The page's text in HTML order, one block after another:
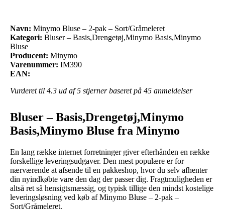
Navn: Minymo Bluse – 2-pak – Sort/Gråmeleret
Kategori: Bluser – Basis,Drengetøj,Minymo Basis,Minymo
Bluse
Producent: Minymo
Varenummer: IM390
EAN:
Vurderet til 4.3 ud af 5 stjerner baseret på 45 anmeldelser
Bluser – Basis,Drengetøj,Minymo
Basis,Minymo Bluse fra Minymo
En lang række internet forretninger giver efterhånden en række
forskellige leveringsudgaver. Den mest populære er for
nærværende at afsende til en pakkeshop, hvor du selv afhenter
din nyindkøbte vare den dag der passer dig. Fragtmuligheden er
altså ret så hensigtsmæssig, og typisk tillige den mindst kostelige
leveringsløsning ved køb af Minymo Bluse – 2-pak –
Sort/Gråmeleret.